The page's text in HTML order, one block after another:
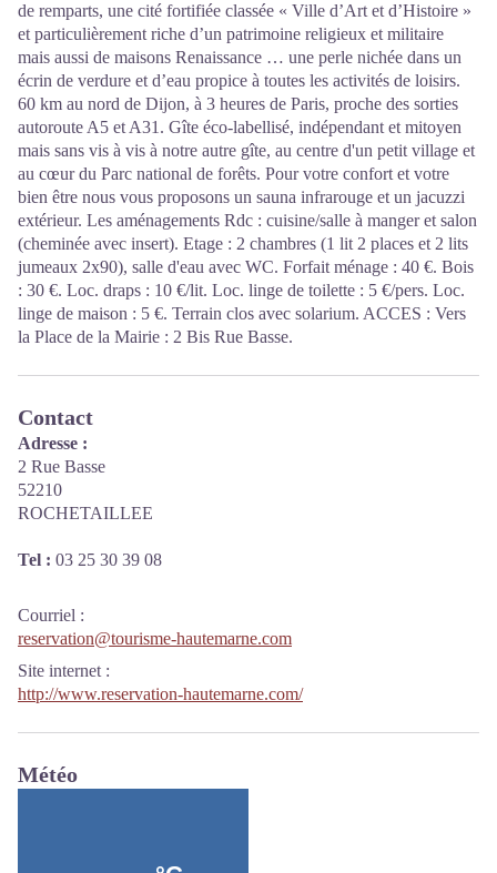
de remparts, une cité fortifiée classée « Ville d’Art et d’Histoire »
et particulièrement riche d’un patrimoine religieux et militaire
mais aussi de maisons Renaissance … une perle nichée dans un
écrin de verdure et d’eau propice à toutes les activités de loisirs.
60 km au nord de Dijon, à 3 heures de Paris, proche des sorties
autoroute A5 et A31. Gîte éco-labellisé, indépendant et mitoyen
mais sans vis à vis à notre autre gîte, au centre d'un petit village et
au cœur du Parc national de forêts. Pour votre confort et votre
bien être nous vous proposons un sauna infrarouge et un jacuzzi
extérieur. Les aménagements Rdc : cuisine/salle à manger et salon
(cheminée avec insert). Etage : 2 chambres (1 lit 2 places et 2 lits
jumeaux 2x90), salle d'eau avec WC. Forfait ménage : 40 €. Bois
: 30 €. Loc. draps : 10 €/lit. Loc. linge de toilette : 5 €/pers. Loc.
linge de maison : 5 €. Terrain clos avec solarium. ACCES : Vers
la Place de la Mairie : 2 Bis Rue Basse.
Contact
Adresse :
2 Rue Basse
52210
ROCHETAILLEE
Tel : 03 25 30 39 08
Courriel :
reservation@tourisme-hautemarne.com
Site internet :
http://www.reservation-hautemarne.com/
Météo